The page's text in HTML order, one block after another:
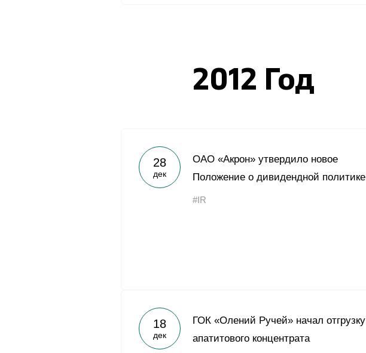
2012 Год
28
дек
ОАО «Акрон» утвердило новое
Положение о дивидендной политике
#IR
18
дек
ГОК «Олений Ручей» начал отгрузку
апатитового концентрата